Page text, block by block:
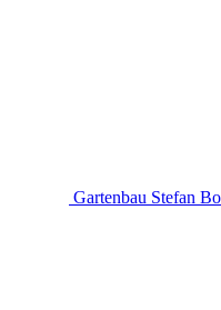
Gartenbau Stefan